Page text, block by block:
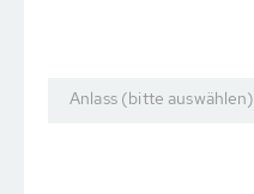
Anlass (bitte auswählen)